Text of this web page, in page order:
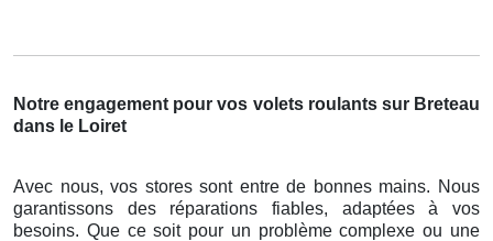
Notre engagement pour vos volets roulants sur Breteau
dans le Loiret
Avec nous, vos stores sont entre de bonnes mains. Nous
garantissons des réparations fiables, adaptées à vos
besoins. Que ce soit pour un problème complexe ou une